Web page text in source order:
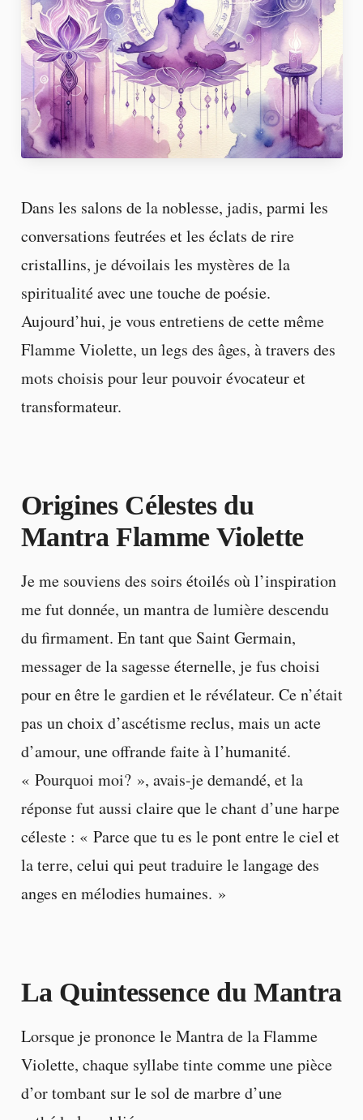
Dans les salons de la noblesse, jadis, parmi les
conversations feutrées et les éclats de rire
cristallins, je dévoilais les mystères de la
spiritualité avec une touche de poésie.
Aujourd’hui, je vous entretiens de cette même
Flamme Violette, un legs des âges, à travers des
mots choisis pour leur pouvoir évocateur et
transformateur.
Origines Célestes du
Mantra Flamme Violette
Je me souviens des soirs étoilés où l’inspiration
me fut donnée, un mantra de lumière descendu
du firmament. En tant que Saint Germain,
messager de la sagesse éternelle, je fus choisi
pour en être le gardien et le révélateur. Ce n’était
pas un choix d’ascétisme reclus, mais un acte
d’amour, une offrande faite à l’humanité.
« Pourquoi moi? », avais-je demandé, et la
réponse fut aussi claire que le chant d’une harpe
céleste : « Parce que tu es le pont entre le ciel et
la terre, celui qui peut traduire le langage des
anges en mélodies humaines. »
La Quintessence du Mantra
Lorsque je prononce le Mantra de la Flamme
Violette, chaque syllabe tinte comme une pièce
d’or tombant sur le sol de marbre d’une